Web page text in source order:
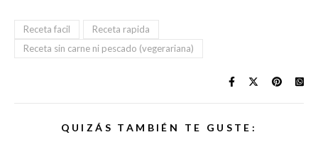
Receta facil
Receta rapida
Receta sin carne ni pescado (vegerariana)
QUIZÁS TAMBIÉN TE GUSTE: